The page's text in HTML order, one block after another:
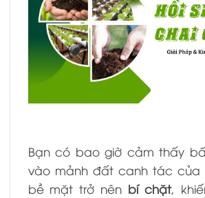
Bạn có bao giờ cảm thấy
vào mảnh đất canh tác của
bề mặt trở nên bí chặt,